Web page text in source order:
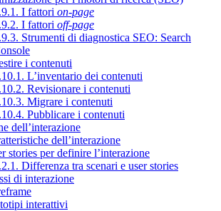
I fattori on-page
I fattori off-page
Strumenti di diagnostica SEO: Search
i contenuti
L’inventario dei contenuti
Revisionare i contenuti
Migrare i contenuti
Pubblicare i contenuti
dell’interazione
dell’interazione
stories per definire l’interazione
Differenza tra scenari e user stories
di interazione
interattivi